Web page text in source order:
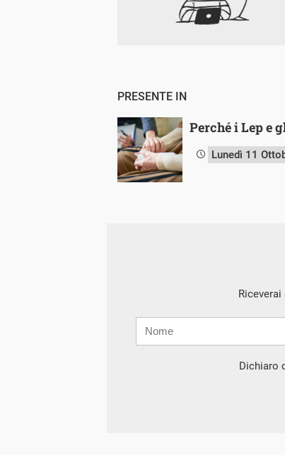
PRESENTE IN
Perché i Lep e
Lunedì 11
mail
Dichiaro